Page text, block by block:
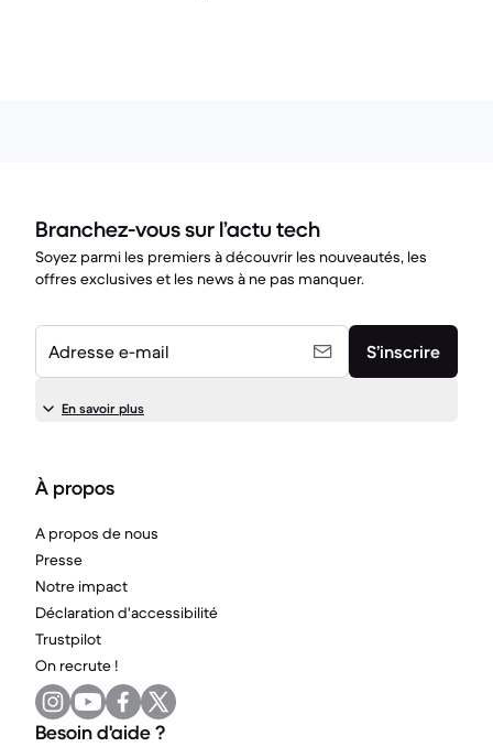
Branchez-vous sur l’actu tech
Soyez parmi les premiers à découvrir les nouveautés, les
offres exclusives et les news à ne pas manquer.
Adresse e-mail S’inscrire
En savoir plus
À propos
A propos de nous
Presse
Notre impact
Déclaration d'accessibilité
Trustpilot
On recrute !
Besoin d'aide ?